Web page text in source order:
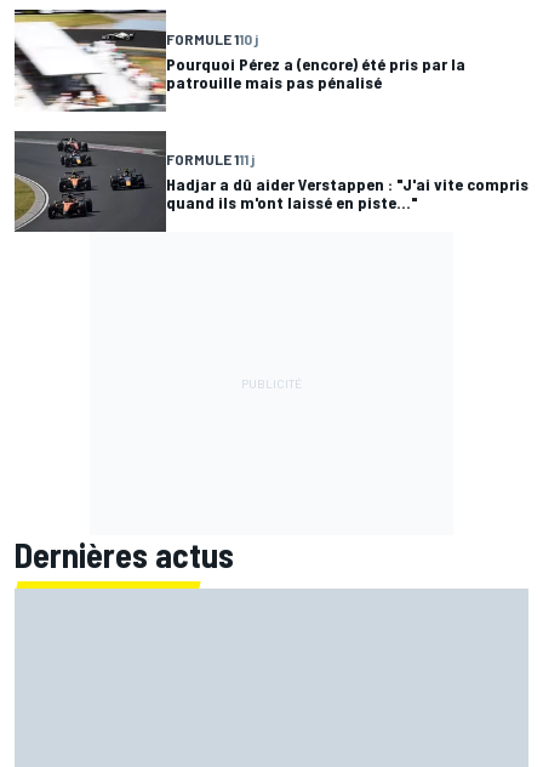
FORMULE 110 j
Pourquoi Pérez a (encore) été pris par la
patrouille mais pas pénalisé
FORMULE 111 j
Hadjar a dû aider Verstappen : "J'ai vite compris
quand ils m'ont laissé en piste..."
Dernières actus